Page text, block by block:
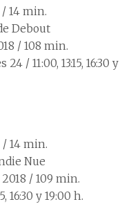
14 min.
Debout
/ 108 min.
/ 11:00, 13:15, 16:30 y
/ 14 min.
Nue
/ 109 min.
16:30 y 19:00 h.